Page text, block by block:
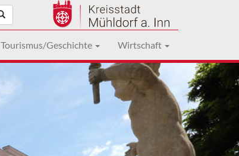
Tourismus/Geschichte Wirtschaft